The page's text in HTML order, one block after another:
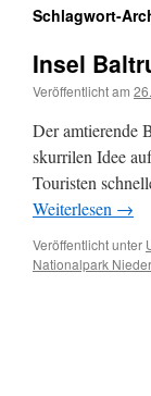
Schlagwort-
Insel
Veröffentlicht am
Der amtierende
skurrilen Idee
Touristen
Weiterlesen →
Veröffentlicht unter
Nationalpark